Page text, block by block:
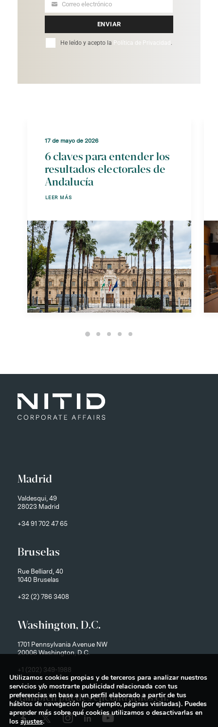
Your
Correo electrónico
ENVIAR
He leído y acepto la Política de Privacidad .
17 de mayo de 2026
6 claves para entender los
resultados electorales de
Andalucía
LEER MÁS
Madrid
Valdesqui, 49
28023 Madrid
+34 91 702 47 65
Bruselas
Rue Belliard, 40
1040 Bruselas
+32 (2) 786 3408
Washington, D.C.
1701 Pennsylvania Avenue NW
20006 Washington, D.C.
+1 (202) 349-1988
También puedes encontrarnos en:
Utilizamos cookies propias y de terceros para analizar nuestros
servicios y/o mostrarte publicidad relacionada con tus
preferencias en base a un perfil elaborado a partir de tus
hábitos de navegación (por ejemplo, páginas visitadas). Puedes
aprender más sobre qué cookies utilizamos o desactivarlas en
los ajustes.